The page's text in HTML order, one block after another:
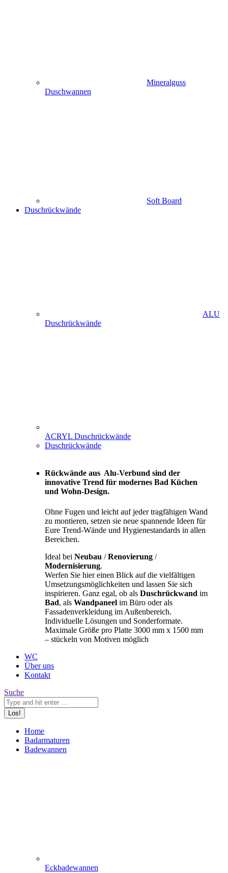
Mineralguss
Duschwannen
Soft Board
Duschrückwände
ALU
Duschrückwände
ACRYL Duschrückwände
Duschrückwände
Rückwände aus Alu-Verbund sind der
innovative Trend für modernes Bad Küchen
und Wohn-Design.
Ohne Fugen und leicht auf jeder tragfähigen Wand
zu montieren, setzen sie neue spannende Ideen für
Eure Trend-Wände und Hygienestandards in allen
Bereichen.
Ideal bei Neubau /Renovierung /
Modernisierung.
Werfen Sie hier einen Blick auf die vielfältigen
Umsetzungsmöglichkeiten und lassen Sie sich
inspirieren. Ganz egal, ob als Duschrückwand im
Bad, als Wandpaneel im Büro oder als
Fassadenverkleidung im Außenbereich.
Individuelle Lösungen und Sonderformate.
Maximale Größe pro Platte 3000 mm x 1500 mm
– stückeln von Motiven möglich
WC
Über uns
Kontakt
Search:
Suche
Home
Badarmaturen
Badewannen
Eckbadewannen